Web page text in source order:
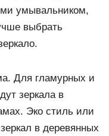
умывальником,
выбрать
Для гламурных и
зеркала в
Эко стиль или
в деревянных